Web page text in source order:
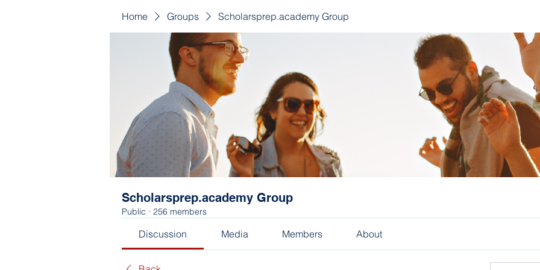
Home Groups Scholarsprep.academy Group
Scholarsprep.academy Group
Public · 256 members
Discussion Media Members About